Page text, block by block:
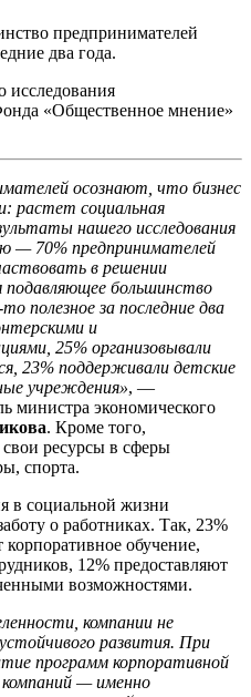
предпринимателей
два года.
исследования
«Общественное мнение»
осознают, что бизнес
растет социальная
нашего исследования
— 70% предпринимателей
в решении
большинство
полезное за последние два
и
25% организовывали
23% поддерживали детские
учреждения», —
министра экономического
. Кроме того,
ресурсы в сферы
спорта.
в социальной жизни
о работниках. Так, 23%
обучение,
12% предоставляют
возможностями.
компании не
развития. При
программ корпоративной
— именно